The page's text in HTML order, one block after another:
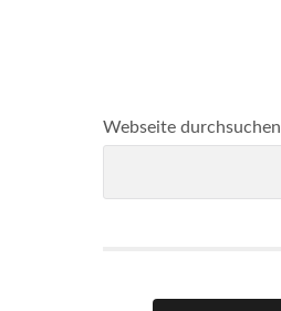
Webseite durchsuchen